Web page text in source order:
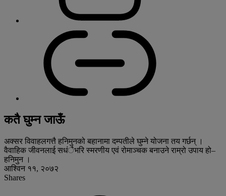
कतै घुम्न जाऊँ
अक्सर विवाहलगत्तै हनिमुनको बहानामा दम्पतीले घुम्ने योजना तय गर्छन् ।
वैवाहिक जीवनलाई सधंैभरि स्मरणीय एवं रोमाञ्चक बनाउने राम्रो उपाय हो–
हनिमुन ।
आश्विन ११, २०७२
Shares